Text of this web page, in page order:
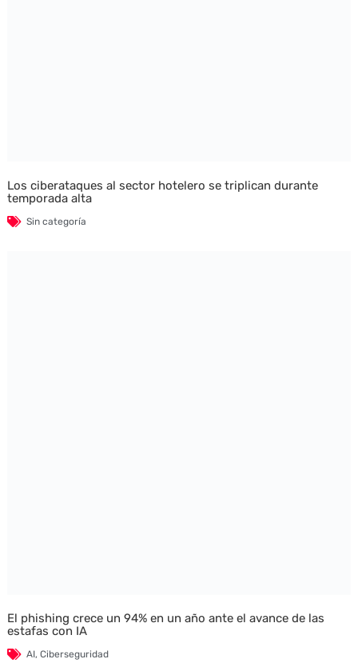
Los ciberataques al sector hotelero se triplican durante
temporada alta
Sin categoría
El phishing crece un 94% en un año ante el avance de las
estafas con IA
AI, Ciberseguridad